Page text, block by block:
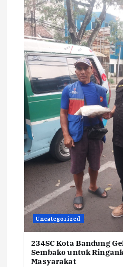
Uncategorized
234SC Kota Bandung
Sembako untuk
Masyarakat